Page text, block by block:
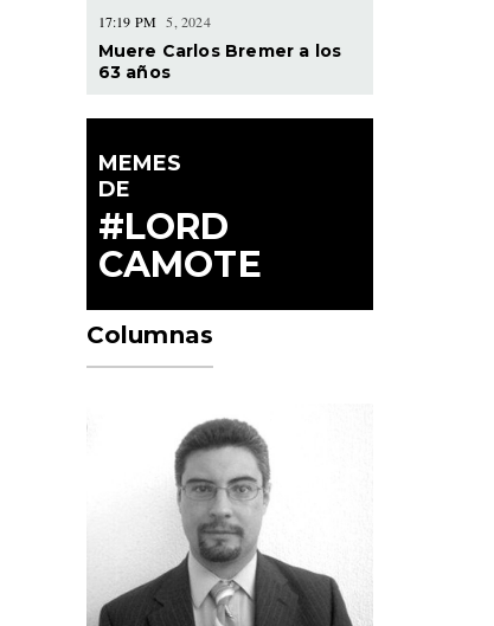
17:19 PM 5, 2024
Muere Carlos Bremer a los
63 años
MEMES
DE
#LORD
CAMOTE
Columnas